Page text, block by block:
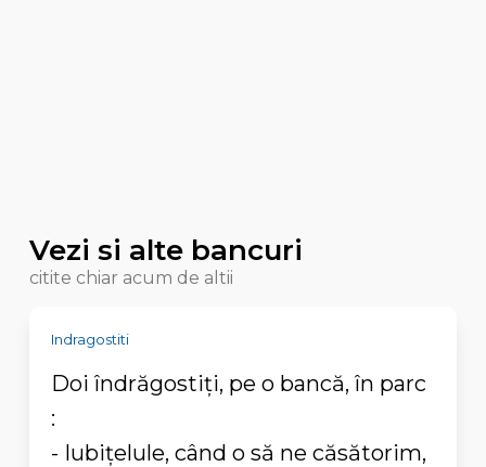
Vezi si alte bancuri
citite chiar acum de altii
Indragostiti
Doi îndrăgostiți, pe o bancă, în parc
:
- Iubițelule, când o să ne căsătorim,